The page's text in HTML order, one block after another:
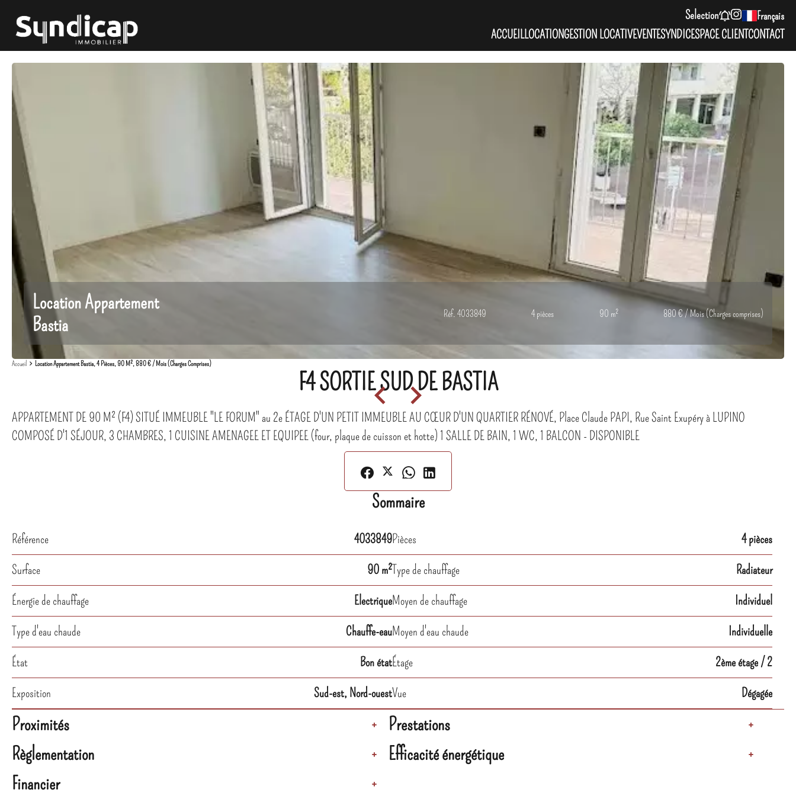
Selection Français
ACCUEILLOCATIONGESTION LOCATIVEVENTESYNDICESPACE CLIENTCONTACT
Location Appartement
Bastia
Réf. 4033849 4 pièces 90 m² 880 € / Mois (Charges comprises)
Accueil Location Appartement Bastia, 4 Pièces, 90 M², 880 € / Mois (Charges Comprises)
F4 SORTIE SUD DE BASTIA
APPARTEMENT DE 90 M² (F4) SITUÉ IMMEUBLE "LE FORUM" au 2e ÉTAGE D'UN PETIT IMMEUBLE AU CŒUR D'UN QUARTIER RÉNOVÉ, Place Claude PAPI, Rue Saint Exupéry à LUPINO
COMPOSÉ D'1 SÉJOUR, 3 CHAMBRES, 1 CUISINE AMENAGEE ET EQUIPEE (four, plaque de cuisson et hotte) 1 SALLE DE BAIN, 1 WC, 1 BALCON - DISPONIBLE
Sommaire
Référence 4033849Pièces
4 pièces
Surface
90 m²Type de chauffage
Radiateur
Énergie de chauffage
ElectriqueMoyen de chauffage
Individuel
Type d'eau chaude
Chauffe-eauMoyen d'eau chaude
Individuelle
État
Bon étatÉtage
2ème étage / 2
Exposition
Sud-est, Nord-ouestVue Dégagée
Proximités + Prestations +
Règlementation + Efficacité énergétique +
Financier +